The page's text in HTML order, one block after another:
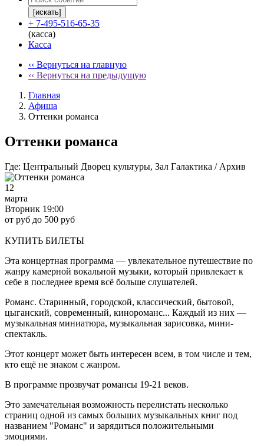
[искать]
+ 7-495-516-65-35
(касса)
Касса
‹‹ Вернуться на главную
‹‹ Вернуться на предыдущую
Главная
Афиша
Оттенки романса
Оттенки романса
Где: Центральный Дворец культуры, Зал Галактика / Архив
12
марта
Вторник 19:00
от руб до 500 руб
КУПИТЬ БИЛЕТЫ
Эта концертная программа — увлекательное путешествие по
жанру камерной вокальной музыки, который привлекает к
себе в последнее время всё больше слушателей.
Романс. Старинный, городской, классический, бытовой,
цыганский, современный, кинороманс... Каждый из них —
музыкальная миниатюра, музыкальная зарисовка, мини-
спектакль.
Этот концерт может быть интересен всем, в том числе и тем,
кто ещё не знаком с жанром.
В программе прозвучат романсы 19-21 веков.
Это замечательная возможность перелистать несколько
страниц одной из самых больших музыкальных книг под
названием "Романс" и зарядиться положительными
эмоциями.